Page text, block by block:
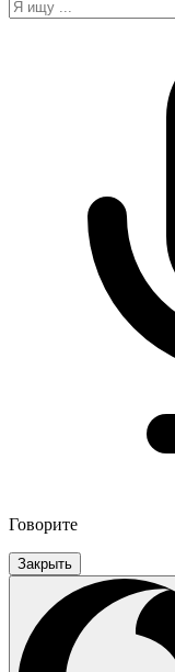
Говорите
Закрыть